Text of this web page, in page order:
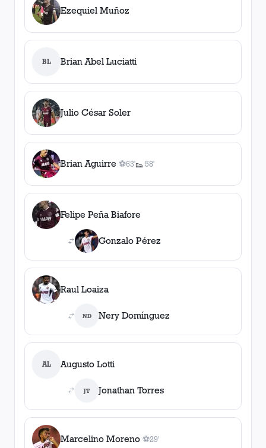
Ezequiel Muñoz
BL Brian Abel Luciatti
Julio César Soler
Brian Aguirre ⚽
1gol, 63'
63'👟
1asistencia
58'
Felipe Peña Biafore
Gonzalo Pérez
Raul Loaiza
ND Nery Domínguez
AL Augusto Lotti
JT Jonathan Torres
Marcelino Moreno ⚽
1gol
29'